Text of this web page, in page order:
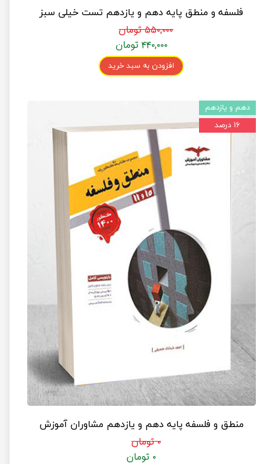
فلسفه و منطق پایه دهم و یازدهم تست خیلی سبز
۵۵۰,۰۰۰ تومان
۴۴۰,۰۰۰ تومان
افزودن به سبد خرید
منطق و فلسفه پایه دهم و یازدهم مشاوران آموزش
۰ تومان
۰ تومان
دهم و یازدهم
۱۶ درصد